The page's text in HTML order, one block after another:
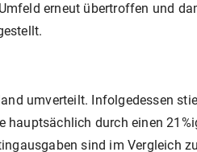
erneut übertroffen und
umverteilt. Infolgedessen
hauptsächlich durch einen
sind im Vergleich